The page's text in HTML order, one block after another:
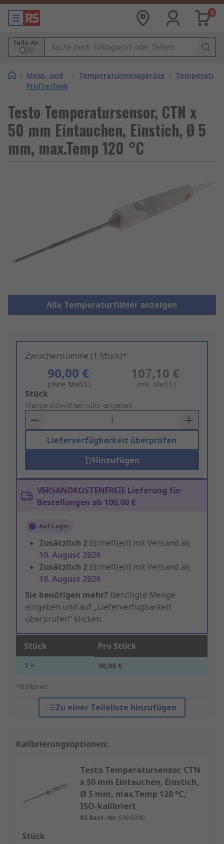
0
Teile-Nr.
/ Mess- und
Prüftechnik
/ Temperaturmessgeräte /
Testo Temperatursensor, CTN x
50 mm Eintauchen, Einstich, Ø 5
mm, max.Temp 120 °C
Alle Temperaturfühler anzeigen
Zwischensumme (1 Stück)*
90,00 €
(ohne MwSt.)
107,10 €
(inkl. MwSt.)
Add
to
Basket
Stück
Menge auswählen oder eingeben
Lieferverfügbarkeit überprüfen
Hinzufügen
VERSANDKOSTENFREIE Lieferung für
Bestellungen ab 100,00 €
Auf Lager
Zusätzlich 2 Einheit(en) mit Versand ab
10. August 2026
Zusätzlich 2 Einheit(en) mit Versand ab
10. August 2026
Sie benötigen mehr? Benötigte Menge
eingeben und auf „Lieferverfügbarkeit
überprüfen“ klicken.
Stück Pro Stück
1 + 90,00 €
*Richtpreis
Zu einer Teileliste hinzufügen
Kalibrierungsoptionen:
Testo Temperatursensor, CTN
x 50 mm Eintauchen, Einstich,
Ø 5 mm, max.Temp 120 °C,
ISO-kalibriert
RS Best.-Nr. 649-6390
Stück